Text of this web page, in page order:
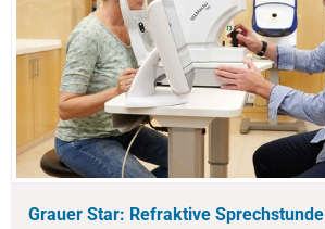
Grauer Star: Refraktive Sprechstunde